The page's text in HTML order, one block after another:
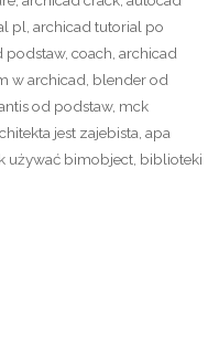
pl, archicad tutorial po
coach, archicad
w archicad, blender od
od podstaw, mck
jest zajebista, apa
używać bimobject, biblioteki